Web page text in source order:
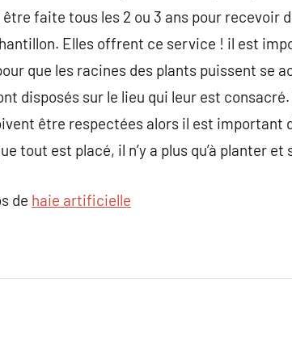
faite tous les 2 ou 3 ans pour recevoir
Elles offrent ce service ! il est
que les racines des plants puissent se
disposés sur le lieu qui leur est
être respectées alors il est important
tout est placé, il n’y a plus qu’à planter
de haie artificielle